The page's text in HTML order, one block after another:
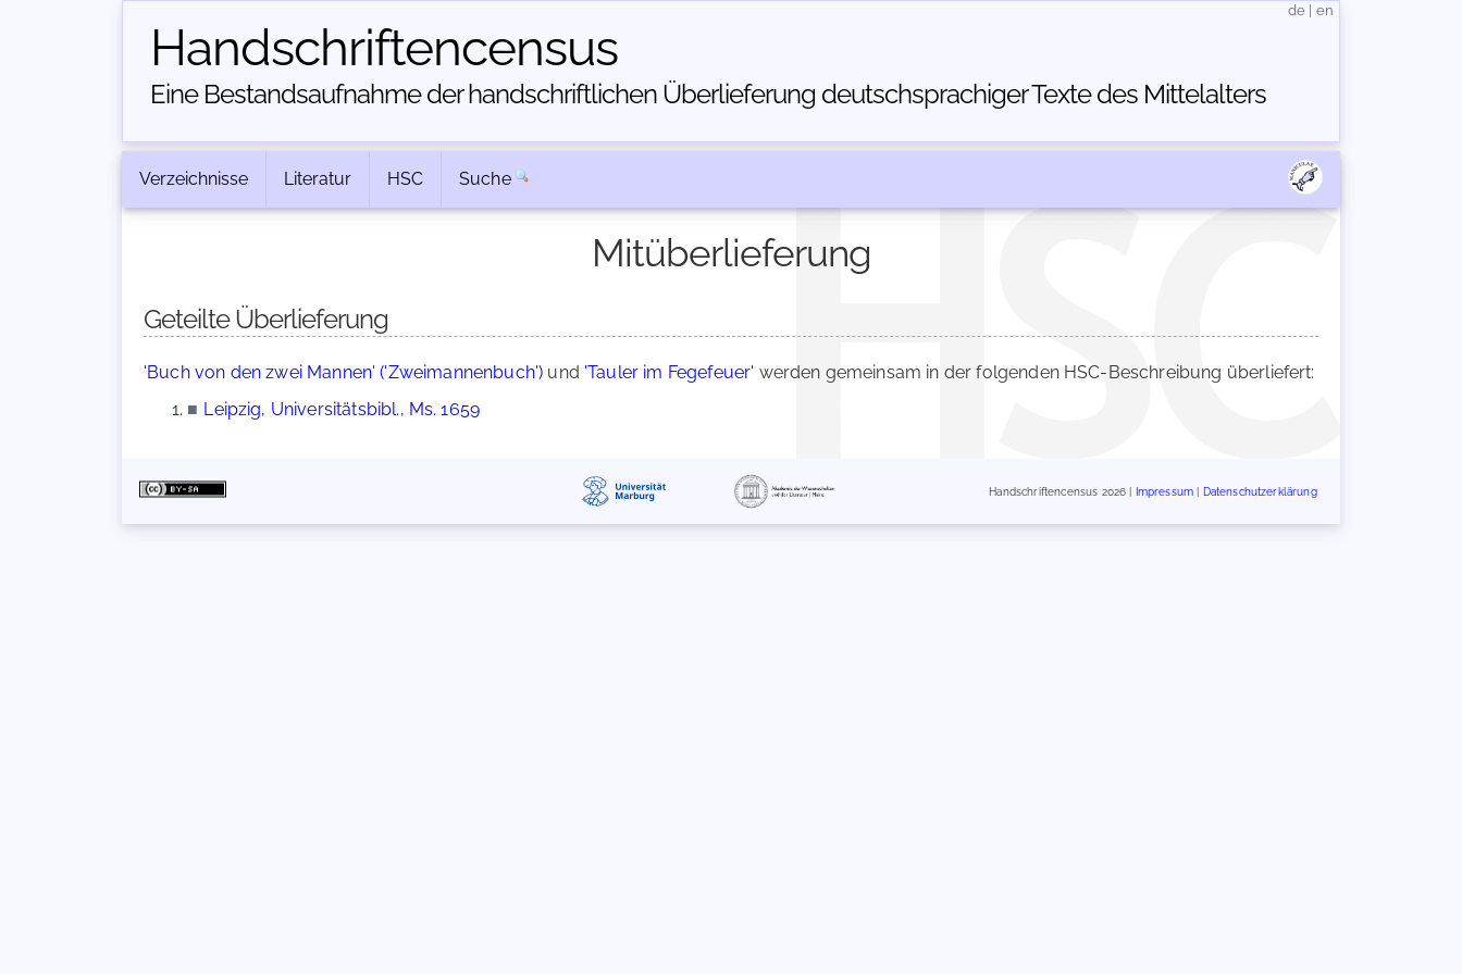
Handschriften­census
Eine Bestandsaufnahme der handschriftlichen Über­lieferung deutschsprachiger Texte des Mittelalters
de en
Verzeichnisse Literatur HSC Suche
Mitüberlieferung
Geteilte Überlieferung
'Buch von den zwei Mannen' ('Zweimannenbuch') und 'Tauler im Fegefeuer' werden gemeinsam in der folgenden HSC-Beschreibung überliefert:
■ Leipzig, Universitätsbibl., Ms. 1659
Handschriftencensus 2026 | Impressum Datenschutzerklärung